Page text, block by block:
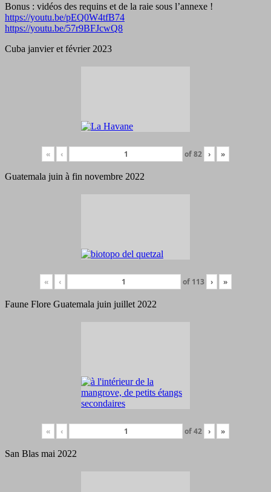
Bonus : vidéos des requins et de la raie sous l’annexe !
https://youtu.be/pEQ0W4tfB74
https://youtu.be/57r9BFJcwQ8
Cuba janvier et février 2023
« ‹ of82 › »
Guatemala juin à fin novembre 2022
« ‹ of 113 › »
Faune Flore Guatemala juin juillet 2022
« ‹ of42 › »
San Blas mai 2022